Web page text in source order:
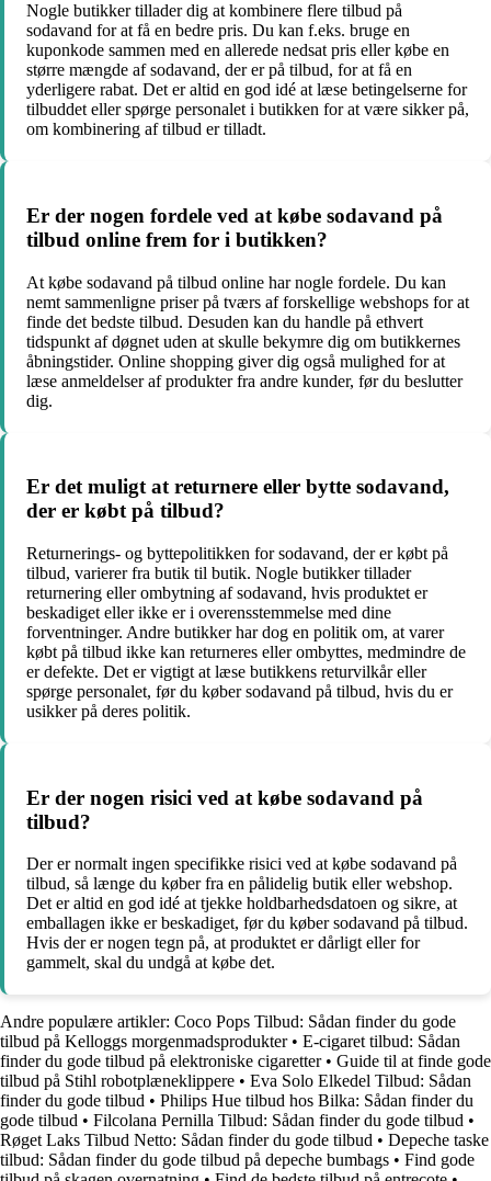
Nogle butikker tillader dig at kombinere flere tilbud på
sodavand for at få en bedre pris. Du kan f.eks. bruge en
kuponkode sammen med en allerede nedsat pris eller købe en
større mængde af sodavand, der er på tilbud, for at få en
yderligere rabat. Det er altid en god idé at læse betingelserne for
tilbuddet eller spørge personalet i butikken for at være sikker på,
om kombinering af tilbud er tilladt.
Er der nogen fordele ved at købe sodavand på
tilbud online frem for i butikken?
At købe sodavand på tilbud online har nogle fordele. Du kan
nemt sammenligne priser på tværs af forskellige webshops for at
finde det bedste tilbud. Desuden kan du handle på ethvert
tidspunkt af døgnet uden at skulle bekymre dig om butikkernes
åbningstider. Online shopping giver dig også mulighed for at
læse anmeldelser af produkter fra andre kunder, før du beslutter
dig.
Er det muligt at returnere eller bytte sodavand,
der er købt på tilbud?
Returnerings- og byttepolitikken for sodavand, der er købt på
tilbud, varierer fra butik til butik. Nogle butikker tillader
returnering eller ombytning af sodavand, hvis produktet er
beskadiget eller ikke er i overensstemmelse med dine
forventninger. Andre butikker har dog en politik om, at varer
købt på tilbud ikke kan returneres eller ombyttes, medmindre de
er defekte. Det er vigtigt at læse butikkens returvilkår eller
spørge personalet, før du køber sodavand på tilbud, hvis du er
usikker på deres politik.
Er der nogen risici ved at købe sodavand på
tilbud?
Der er normalt ingen specifikke risici ved at købe sodavand på
tilbud, så længe du køber fra en pålidelig butik eller webshop.
Det er altid en god idé at tjekke holdbarhedsdatoen og sikre, at
emballagen ikke er beskadiget, før du køber sodavand på tilbud.
Hvis der er nogen tegn på, at produktet er dårligt eller for
gammelt, skal du undgå at købe det.
Andre populære artikler: Coco Pops Tilbud: Sådan finder du gode
tilbud på Kelloggs morgenmadsprodukter• E-cigaret tilbud: Sådan
finder du gode tilbud på elektroniske cigaretter• Guide til at finde gode
tilbud på Stihl robotplæneklippere • Eva Solo Elkedel Tilbud: Sådan
finder du gode tilbud • Philips Hue tilbud hos Bilka: Sådan finder du
gode tilbud • Filcolana Pernilla Tilbud: Sådan finder du gode tilbud •
Røget Laks Tilbud Netto: Sådan finder du gode tilbud • Depeche taske
tilbud: Sådan finder du gode tilbud på depeche bumbags • Find gode